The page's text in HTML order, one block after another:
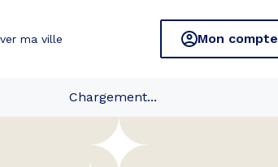
ma ville Mon compte
Chargement...